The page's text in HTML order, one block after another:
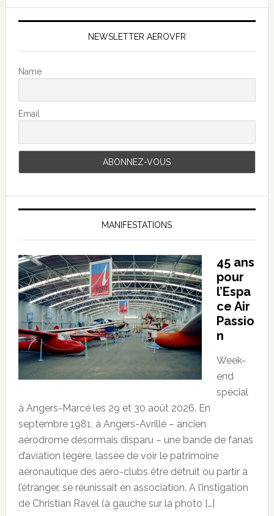
NEWSLETTER AEROVFR
Name
Email
MANIFESTATIONS
45 ans
pour
l’Espa
ce Air
Passio
n
Week-
end
spécial
à Angers-Marcé les 29 et 30 août 2026. En
septembre 1981, à Angers-Avrillé – ancien
aérodrome désormais disparu – une bande de fanas
d’aviation légère, lassée de voir le patrimoine
aéronautique des aéro-clubs être détruit ou partir à
l’étranger, se réunissait en association. A l’instigation
de Christian Ravel (à gauche sur la photo […]